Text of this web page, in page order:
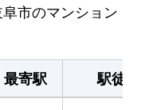
市のマンション
最寄駅
駅徒歩